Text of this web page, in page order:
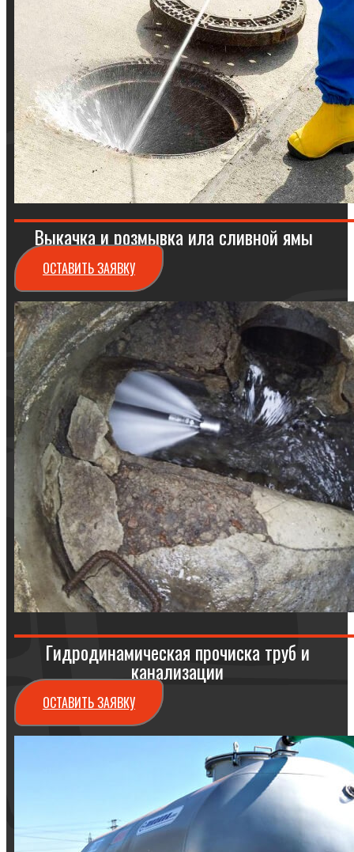
Выкачка и розмывка ила сливной ямы
ОСТАВИТЬ ЗАЯВКУ
Гидродинамическая прочиска труб и
канализации
ОСТАВИТЬ ЗАЯВКУ